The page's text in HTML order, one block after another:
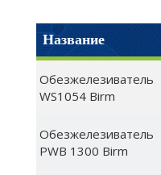
Название
Обезжелезиватель
WS1054 Birm
Обезжелезиватель
PWB 1300 Birm